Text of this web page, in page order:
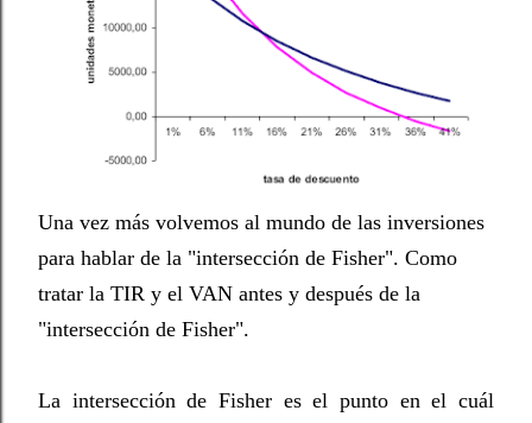
Una vez más volvemos al mundo de las inversiones
para hablar de la "intersección de Fisher". Como
tratar la TIR y el VAN antes y después de la
"intersección de Fisher".
La intersección de Fisher es el punto en el cuál